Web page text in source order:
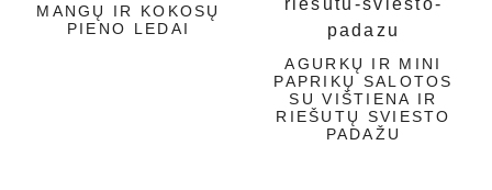
MANGŲ IR KOKOSŲ
PIENO LEDAI
AGURKŲ IR MINI
PAPRIKŲ SALOTOS
SU VIŠTIENA IR
RIEŠUTŲ SVIESTO
PADAŽU